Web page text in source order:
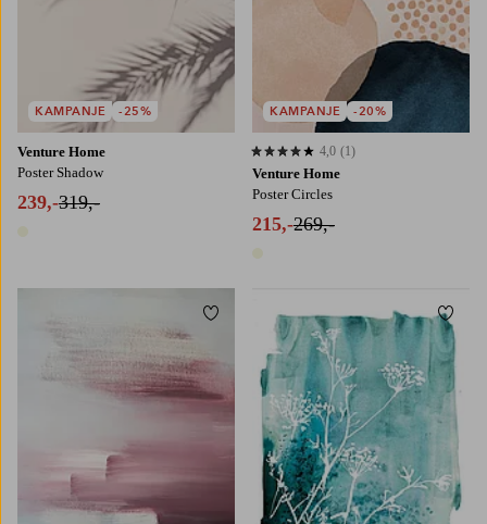
Venture Home
Poster Shadow
239,-319,-
KAMPANJE -25%
Venture Home
Poster Circles
215,-269,-
4,0 basert på 1 karaktergivninger
4,0 (1)
KAMPANJE -20%
Legg til favoritter
50X70 70X100 30x40 50x70 70x100